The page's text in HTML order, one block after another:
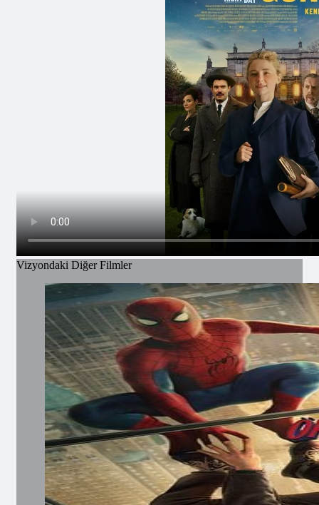
Vizyondaki Diğer Filmler